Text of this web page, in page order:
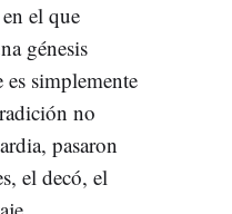
el que
génesis
es simplemente
no
pasaron
el decó, el